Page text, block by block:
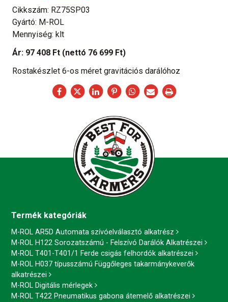
Cikkszám: RZ75SP03
Gyártó: M-ROL
Mennyiség: klt
Ár: 97 408 Ft (nettó 76 699 Ft)
Rostakészlet 6-os méret gravitációs darálóhoz
Termék kategóriák
M-ROL AR5D Automata szívóelválasztó alkatrész
M-ROL H122 Sorozatszámú - Felszívó Darálók Alkatrészei
M-ROL T401-T401/1 Ferde csigás felhordók alkatrészei
M-ROL H037 típusszámú Függőleges takarmánykeverők
alkatrészei
M-ROL Digitális mérlegek
M-ROL T422 Pneumatikus gabona átemelő alkatrészei